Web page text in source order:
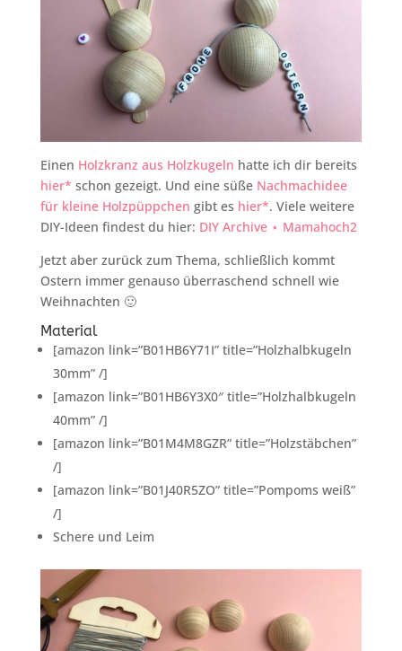
Einen Holzkranz aus Holzkugeln hatte ich dir bereits
hier* schon gezeigt. Und eine süße Nachmachidee
für kleine Holzpüppchen gibt es hier*. Viele weitere
DIY-Ideen findest du hier: DIY Archive ⋆ Mamahoch2
Jetzt aber zurück zum Thema, schließlich kommt
Ostern immer genauso überraschend schnell wie
Weihnachten 🙂
Material
[amazon link=”B01HB6Y71I” title=”Holzhalbkugeln
30mm” /]
[amazon link=”B01HB6Y3X0″ title=”Holzhalbkugeln
40mm” /]
[amazon link=”B01M4M8GZR” title=”Holzstäbchen”
/]
[amazon link=”B01J40R5ZO” title=”Pompoms weiß”
/]
Schere und Leim